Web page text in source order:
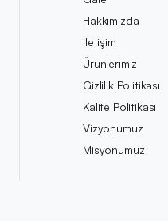
Hakkımızda
İletişim
Ürünlerimiz
Gizlilik Politikası
Kalite Politikası
Vizyonumuz
Misyonumuz